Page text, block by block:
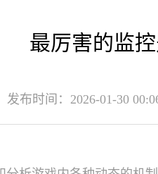
最厉害的监
发布时间：2026-01-30